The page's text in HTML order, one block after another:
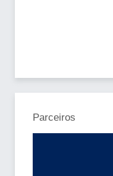
Parceiros